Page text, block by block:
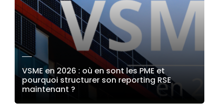
VSME en 2026 : où en sont les PME et
pourquoi structurer son reporting RSE
maintenant ?